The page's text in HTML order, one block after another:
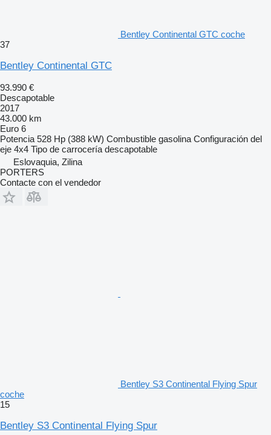
Bentley Continental GTC coche
37
Bentley Continental GTC
93.990 €
Descapotable
2017
43.000 km
Euro 6
Potencia 528 Hp (388 kW) Combustible gasolina Configuración del
eje 4x4 Tipo de carrocería descapotable
Eslovaquia, Zilina
PORTERS
Contacte con el vendedor
Bentley S3 Continental Flying Spur
coche
15
Bentley S3 Continental Flying Spur